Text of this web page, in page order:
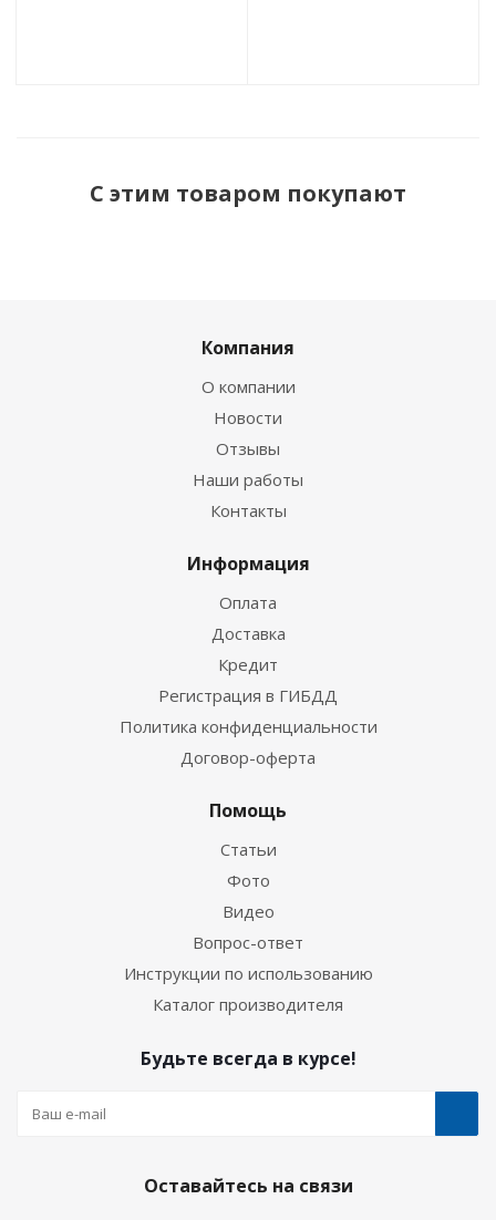
С этим товаром покупают
Компания
О компании
Новости
Отзывы
Наши работы
Контакты
Информация
Оплата
Доставка
Кредит
Регистрация в ГИБДД
Политика конфиденциальности
Договор-оферта
Помощь
Статьи
Фото
Видео
Вопрос-ответ
Инструкции по использованию
Каталог производителя
Будьте всегда в курсе!
Оставайтесь на связи